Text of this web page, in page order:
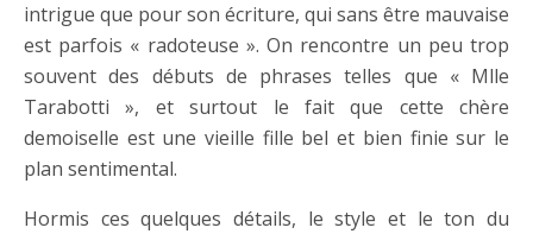
intrigue que pour son écriture, qui sans être mauvaise
est parfois « radoteuse ». On rencontre un peu trop
souvent des débuts de phrases telles que « Mlle
Tarabotti », et surtout le fait que cette chère
demoiselle est une vieille fille bel et bien finie sur le
plan sentimental.
Hormis ces quelques détails, le style et le ton du